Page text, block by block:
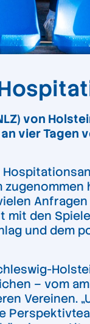
von
vier
den
und dem
– vom
Vereinen.